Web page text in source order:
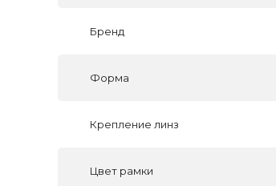
Бренд
Форма
Крепление линз
Цвет рамки